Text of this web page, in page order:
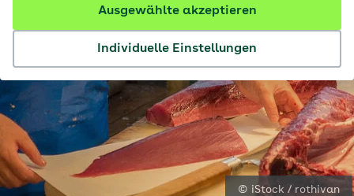
Individuelle Einstellungen
Ausgewählte akzeptieren
© iStock / rothivan